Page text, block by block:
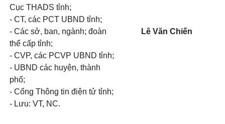
Cục THADS tỉnh;
- CT, các PCT UBND tỉnh;
- Các sở, ban, ngành; đoàn
thể cấp tỉnh;
- CVP, các PCVP UBND tỉnh;
- UBND các huyện, thành
phố;
- Cổng Thông tin điện tử tỉnh;
- Lưu: VT, NC.
Lê Văn Chiến